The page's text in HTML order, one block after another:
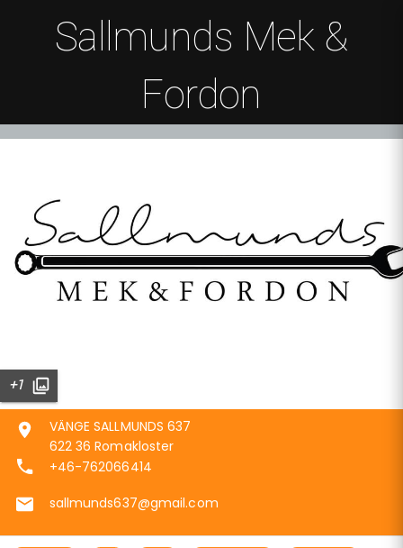
Sallmunds Mek &
Fordon
+1
VÄNGE SALLMUNDS 637
622 36 Romakloster
+46-762066414
sallmunds637@gmail.com